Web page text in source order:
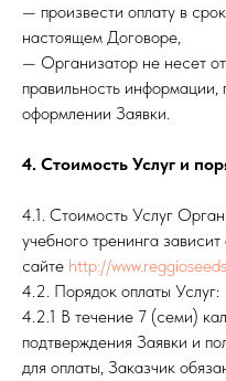
— произвести оплату в
настоящем Договоре,
— Организатор не несет
правильность информации,
оформлении Заявки.
4. Стоимость Услуг и
4.1. Стоимость Услуг
учебного тренинга
сайте http://
4.2. Порядок оплаты Услуг:
4.2.1 В течение 7 (семи)
подтверждения Заявки и
для оплаты, Заказчик